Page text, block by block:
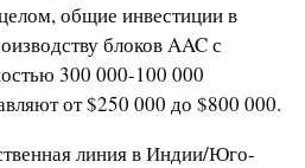
общие инвестиции в
блоков AAC с
300 000-100 000
от $250 000 до $800 000.
линия в Индии/Юго-